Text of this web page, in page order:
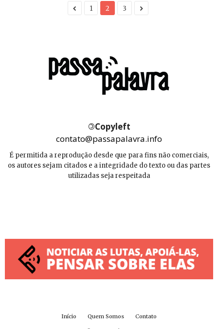
1 2 3
©Copyleft
contato@passapalavra.info
É permitida a reprodução desde que para fins não comerciais,
os autores sejam citados e a integridade do texto ou das partes
utilizadas seja respeitada
Início Quem Somos Contato